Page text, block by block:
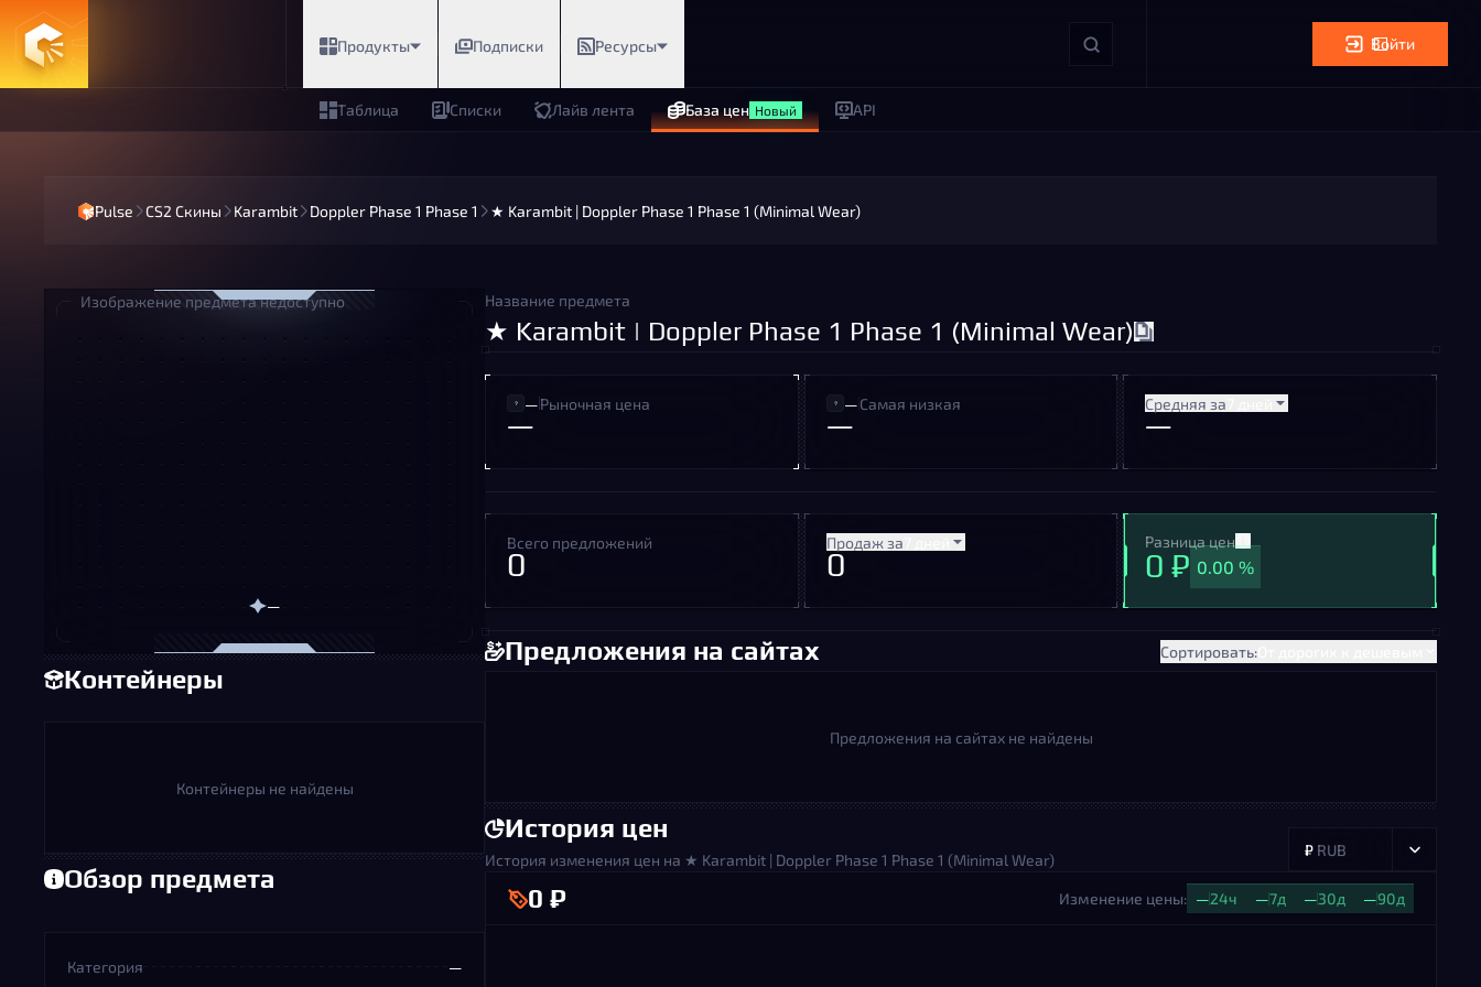
Продукты Подписки Ресурсы Войти
Таблица Списки Лайв лента База цен Новый API
Pulse CS2 Скины Karambit Doppler Phase 1 Phase 1 ★ Karambit | Doppler Phase 1 Phase 1 (Minimal Wear)
Изображение предмета недоступно
—
Контейнеры
Контейнеры не найдены
Обзор предмета
Категория —
Название предмета
★ Karambit | Doppler Phase 1 Phase 1 (Minimal Wear)
—Рыночная цена
—
—Самая низкая
—
Средняя за
—
Всего предложений
0
Продаж за
0
Разница цен
0 ₽ 0.00 %
Предложения на сайтах Сортировать:
Предложения на сайтах не найдены
История цен
История изменения цен на ★ Karambit | Doppler Phase 1 Phase 1 (Minimal Wear)
₽ RUB
0 ₽ Изменение цены: —24ч —7д —30д —90д